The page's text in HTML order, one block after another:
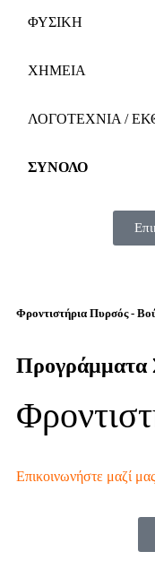
ΦΥΣΙΚΗ
ΧΗΜΕΙΑ
ΛΟΓΟΤΕΧΝΙΑ /
ΣΥΝΟΛΟ
Φροντιστήρια Πυρσός -
Προγράμματα
Επικοινωνήστε μαζί μας